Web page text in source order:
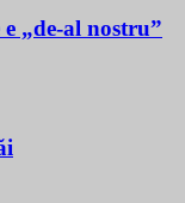
„de-al nostru”